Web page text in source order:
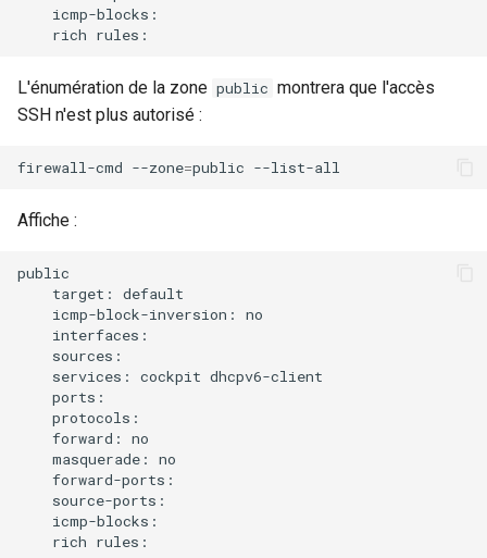
rich
L'énumération de la zone public montrera que l'accès
SSH n'est plus autorisé :
firewall-cmd --zone=public
Affiche :
target:
icmp-block-inversion:
services:
cockpit
forward:
masquerade:
rich